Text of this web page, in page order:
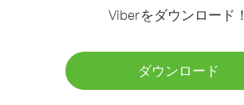
Viberをダウンロード！
ダウンロード